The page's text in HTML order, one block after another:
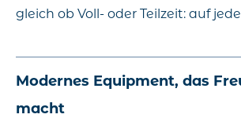
gleich ob Voll- oder Teilzeit: auf
Modernes Equipment, das
macht